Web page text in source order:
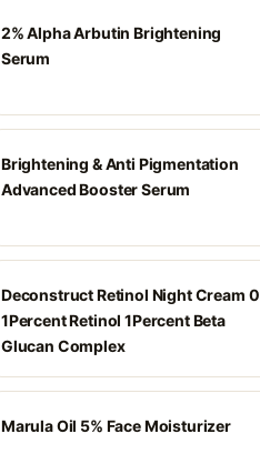
2% Alpha Arbutin Brightening
Serum
Brightening & Anti Pigmentation
Advanced Booster Serum
Deconstruct Retinol Night Cream 0
1Percent Retinol 1Percent Beta
Glucan Complex
Marula Oil 5% Face Moisturizer